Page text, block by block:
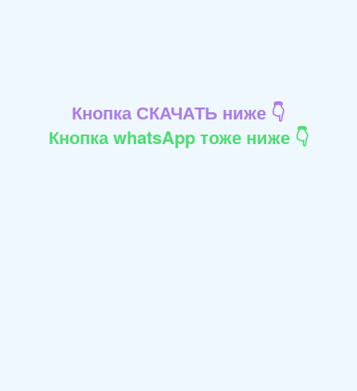
Кнопка СКАЧАТЬ ниже 👇
Кнопка whatsApp тоже ниже 👇